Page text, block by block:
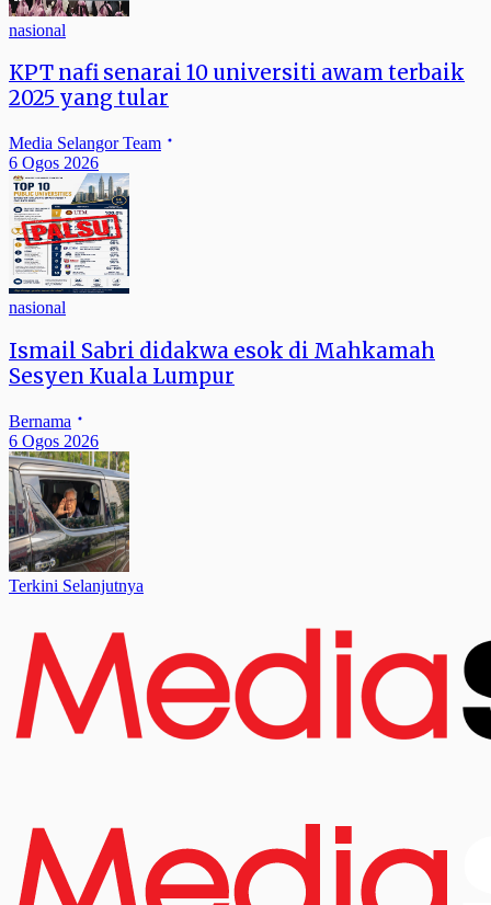
nasional
KPT nafi senarai 10 universiti awam terbaik
2025 yang tular
Media Selangor Team
6 Ogos 2026
nasional
Ismail Sabri didakwa esok di Mahkamah
Sesyen Kuala Lumpur
Bernama
6 Ogos 2026
Terkini Selanjutnya